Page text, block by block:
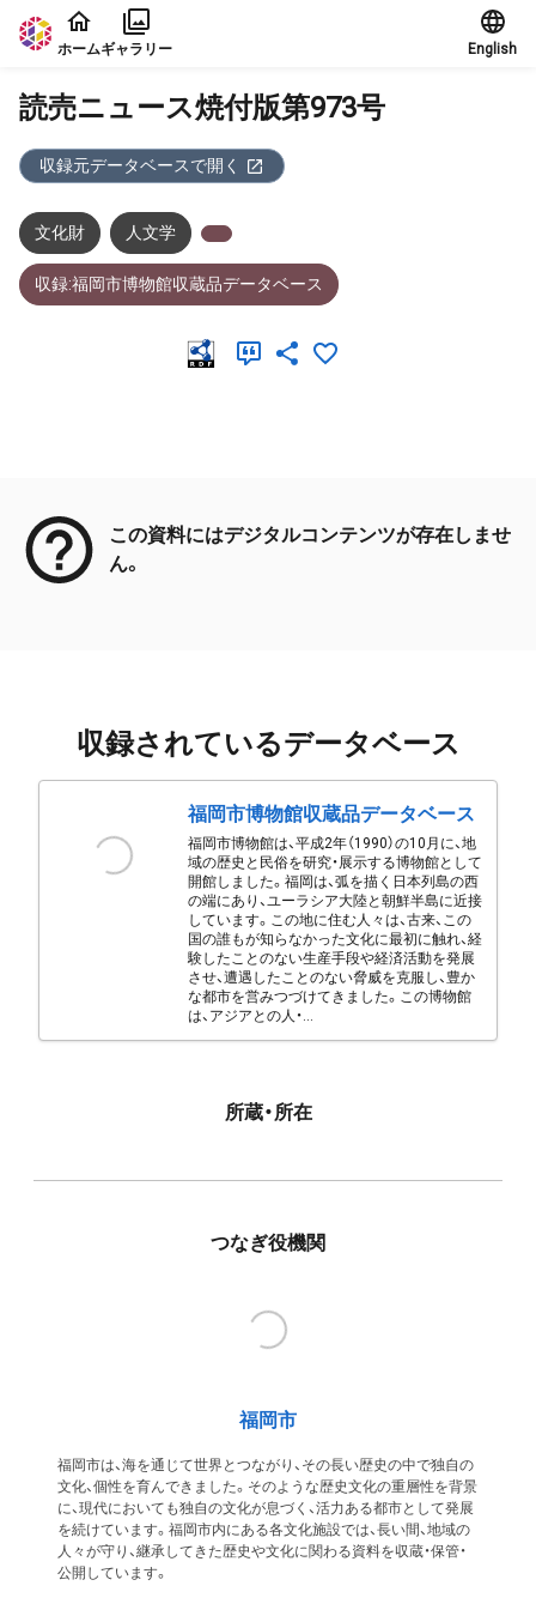
本文に飛ぶ
ホームギャラリー English
読売ニュース焼付版第973号
収録元データベースで開く
文化財 人文学
収録:福岡市博物館収蔵品データベース
この資料にはデジタルコンテンツが存在しませ
ん。
収録されているデータベース
福岡市博物館収蔵品データベース
福岡市博物館は、平成2年（1990）の10月に、地
域の歴史と民俗を研究・展示する博物館として
開館しました。福岡は、弧を描く日本列島の西
の端にあり、ユーラシア大陸と朝鮮半島に近接
しています。この地に住む人々は、古来、この
国の誰もが知らなかった文化に最初に触れ、経
験したことのない生産手段や経済活動を発展
させ、遭遇したことのない脅威を克服し、豊か
な都市を営みつづけてきました。この博物館
は、アジアとの人・...
所蔵・所在
つなぎ役機関
福岡市
福岡市は、海を通じて世界とつながり、その長い歴史の中で独自の
文化、個性を育んできました。そのような歴史文化の重層性を背景
に、現代においても独自の文化が息づく、活力ある都市として発展
を続けています。福岡市内にある各文化施設では、長い間、地域の
人々が守り、継承してきた歴史や文化に関わる資料を収蔵・保管・
公開しています。